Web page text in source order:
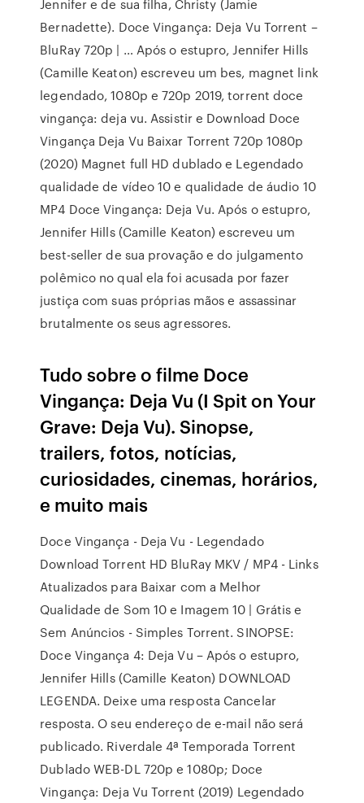
Jennifer e de sua filha, Christy (Jamie
Bernadette). Doce Vingança: Deja Vu Torrent –
BluRay 720p | … Após o estupro, Jennifer Hills
(Camille Keaton) escreveu um bes, magnet link
legendado, 1080p e 720p 2019, torrent doce
vingança: deja vu. Assistir e Download Doce
Vingança Deja Vu Baixar Torrent 720p 1080p
(2020) Magnet full HD dublado e Legendado
qualidade de vídeo 10 e qualidade de áudio 10
MP4 Doce Vingança: Deja Vu. Após o estupro,
Jennifer Hills (Camille Keaton) escreveu um
best-seller de sua provação e do julgamento
polêmico no qual ela foi acusada por fazer
justiça com suas próprias mãos e assassinar
brutalmente os seus agressores.
Tudo sobre o filme Doce
Vingança: Deja Vu (I Spit on Your
Grave: Deja Vu). Sinopse,
trailers, fotos, notícias,
curiosidades, cinemas, horários,
e muito mais
Doce Vingança - Deja Vu - Legendado
Download Torrent HD BluRay MKV / MP4 - Links
Atualizados para Baixar com a Melhor
Qualidade de Som 10 e Imagem 10 | Grátis e
Sem Anúncios - Simples Torrent. SINOPSE:
Doce Vingança 4: Deja Vu – Após o estupro,
Jennifer Hills (Camille Keaton) DOWNLOAD
LEGENDA. Deixe uma resposta Cancelar
resposta. O seu endereço de e-mail não será
publicado. Riverdale 4ª Temporada Torrent
Dublado WEB-DL 720p e 1080p; Doce
Vingança: Deja Vu Torrent (2019) Legendado